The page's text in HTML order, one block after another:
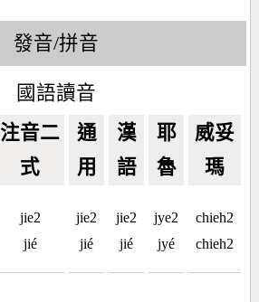
發音/拼音
國語讀音
注音二
式
通
用
漢
語
耶
魯
威妥
瑪
jie2
jié
jie2
jié
jie2
jié
jye2
jyé
chieh2
chieh2